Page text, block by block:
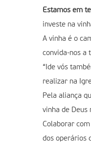
Estamos em
investe na
A vinha é o
convida-nos a
“Ide vós
realizar na
Pela aliança
vinha de Deus
Colaborar
dos operários